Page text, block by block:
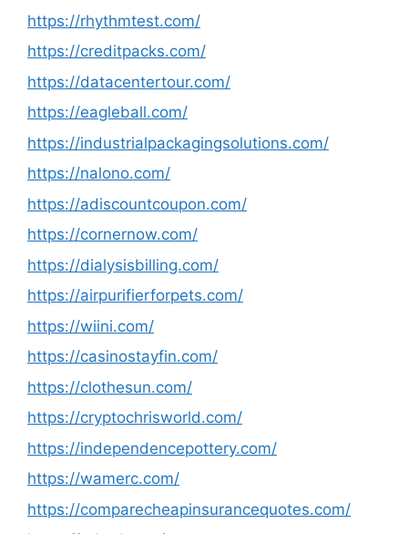
https://rhythmtest.com/
https://creditpacks.com/
https://datacentertour.com/
https://eagleball.com/
https://industrialpackagingsolutions.com/
https://nalono.com/
https://adiscountcoupon.com/
https://cornernow.com/
https://dialysisbilling.com/
https://airpurifierforpets.com/
https://wiini.com/
https://casinostayfin.com/
https://clothesun.com/
https://cryptochrisworld.com/
https://independencepottery.com/
https://wamerc.com/
https://comparecheapinsurancequotes.com/